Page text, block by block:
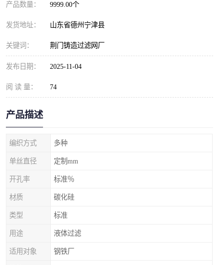
产品数量： 9999.00个
发货地址： 山东省德州宁津县
关键词： 荆门铸造过滤网厂
发布日期： 2025-11-04
阅 读 量： 74
产品描述
编织方式 多种
单丝直径 定制mm
开孔率 标准％
材质 碳化硅
类型 标准
用途 液体过滤
适用对象 钢铁厂